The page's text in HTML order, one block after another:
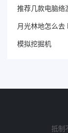
推荐几款电脑络
模拟挖掘机
抵制